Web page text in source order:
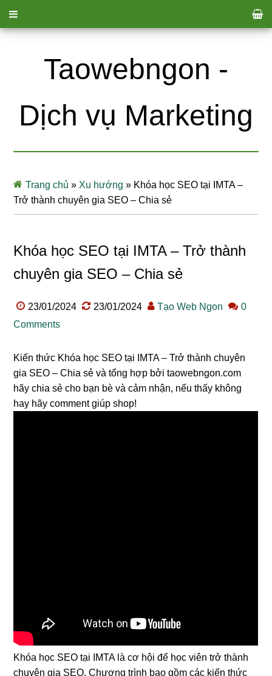
Taowebngon -
Dịch vụ Marketing
Trang chủ » Xu hướng » Khóa học SEO tại IMTA –
Trở thành chuyên gia SEO – Chia sẻ
Khóa học SEO tại IMTA – Trở thành
chuyên gia SEO – Chia sẻ
23/01/2024 23/01/2024 Tạo Web Ngon
0
Comments
Kiến thức Khóa học SEO tại IMTA – Trở thành chuyên
gia SEO – Chia sẻ và tổng hợp bởi taowebngon.com
hãy chia sẻ cho bạn bè và cảm nhận, nếu thấy không
hay hãy comment giúp shop!
Khóa học SEO tại IMTA là cơ hội để học viên trở thành
chuyên gia SEO. Chương trình bao gồm các kiến thức